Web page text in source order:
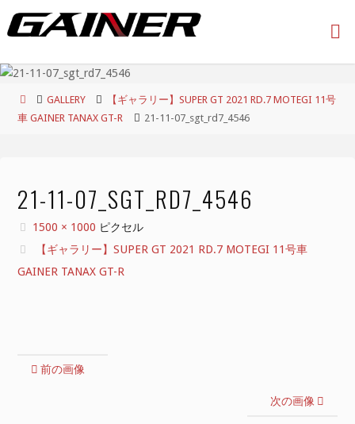
ン
ン
ホ
ー
GALLERY
【ギャラリー】SUPER GT 2021 RD.7 MOTEGI 11号
車 GAINER TANAX GT-R
21-11-07_sgt_rd7_4546
21-11-07_SGT_RD7_4546
フ
ル
サ
1500 × 1000 ピクセル
【ギャラリー】SUPER GT 2021 RD.7 MOTEGI 11号車
GAINER TANAX GT-R
前の画像
次の画像